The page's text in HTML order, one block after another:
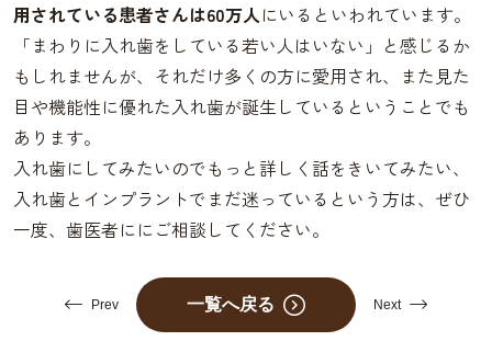
用されている患者さんは60万人にいるといわれています。
「まわりに入れ歯をしている若い人はいない」と感じるか
もしれませんが、それだけ多くの方に愛用され、また見た
目や機能性に優れた入れ歯が誕生しているということでも
あります。
入れ歯にしてみたいのでもっと詳しく話をきいてみたい、
入れ歯とインプラントでまだ迷っているという方は、ぜひ
一度、歯医者ににご相談してください。
Prev 一覧へ戻る Next